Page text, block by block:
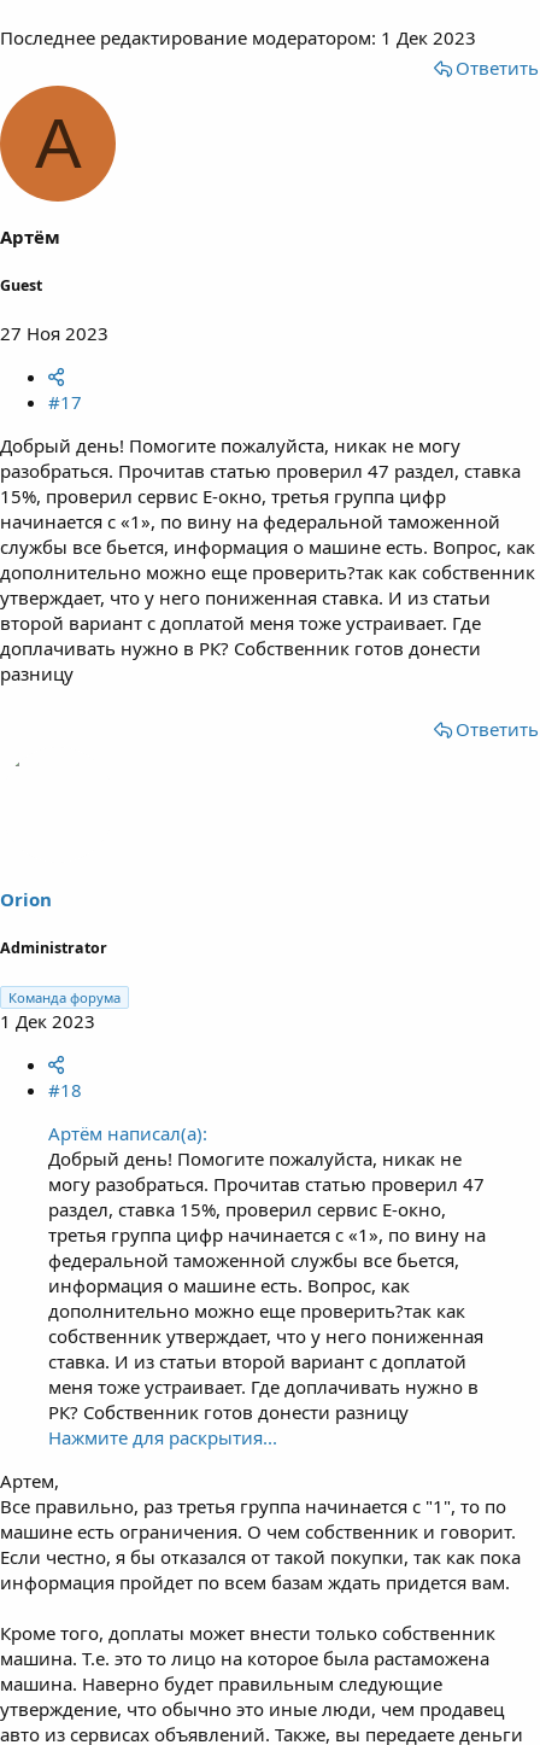
Последнее редактирование модератором: 1 Дек 2023
Ответить
А
Артём
Guest
27 Ноя 2023
#17
Добрый день! Помогите пожалуйста, никак не могу
разобраться. Прочитав статью проверил 47 раздел, ставка
15%, проверил сервис Е-окно, третья группа цифр
начинается с «1», по вину на федеральной таможенной
службы все бьется, информация о машине есть. Вопрос, как
дополнительно можно еще проверить?так как собственник
утверждает, что у него пониженная ставка. И из статьи
второй вариант с доплатой меня тоже устраивает. Где
доплачивать нужно в РК? Собственник готов донести
разницу
Ответить
Orion
Administrator
Команда форума
1 Дек 2023
#18
Артём написал(а):
Добрый день! Помогите пожалуйста, никак не
могу разобраться. Прочитав статью проверил 47
раздел, ставка 15%, проверил сервис Е-окно,
третья группа цифр начинается с «1», по вину на
федеральной таможенной службы все бьется,
информация о машине есть. Вопрос, как
дополнительно можно еще проверить?так как
собственник утверждает, что у него пониженная
ставка. И из статьи второй вариант с доплатой
меня тоже устраивает. Где доплачивать нужно в
РК? Собственник готов донести разницу
Нажмите для раскрытия...
Артем,
Все правильно, раз третья группа начинается с "1", то по
машине есть ограничения. О чем собственник и говорит.
Если честно, я бы отказался от такой покупки, так как пока
информация пройдет по всем базам ждать придется вам.
Кроме того, доплаты может внести только собственник
машина. Т.е. это то лицо на которое была растаможена
машина. Наверно будет правильным следующие
утверждение, что обычно это иные люди, чем продавец
авто из сервисах объявлений. Также, вы передаете деньги